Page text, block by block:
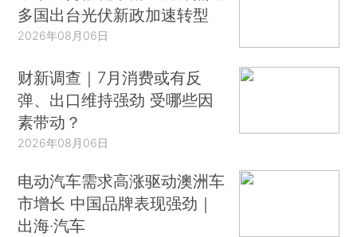
多国出台光伏新政加速转型
2026年08月06日
财新调查｜7月消费或有反
弹、出口维持强劲 受哪些因
素带动？
2026年08月06日
电动汽车需求高涨驱动澳洲车
市增长 中国品牌表现强劲｜
出海·汽车